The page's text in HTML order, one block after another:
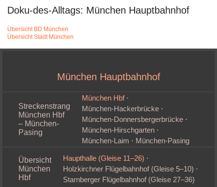
Doku-des-Alltags: München Hauptbahnhof
Übersicht BD München
Übersicht Stadt München
München Hauptbahnhof
Streckenstrang
München Hbf
– München-
Pasing
München Hbf·
München‑Hackerbrücke·
München‑Donnersbergerbrücke·
München‑Hirschgarten·
München‑Laim · München‑Pasing
Übersicht
München
Hbf
Haupthalle (Gleise 11–26) ·
Holzkirchner Flügelbahnhof (Gleise 5–10) ·
Starnberger Flügelbahnhof (Gleise 27–36)